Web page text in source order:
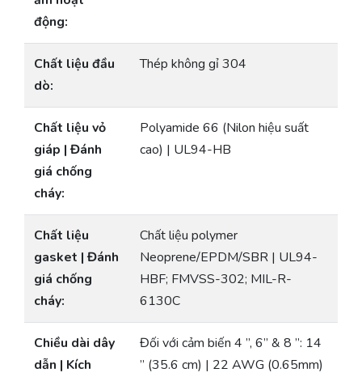
động:
Chất liệu đầu
dò:
Thép không gỉ 304
Chất liệu vỏ
giáp | Đánh
giá chống
cháy:
Polyamide 66 (Nilon hiệu suất
cao) | UL94-HB
Chất liệu
gasket | Đánh
giá chống
cháy:
Chất liệu polymer
Neoprene/EPDM/SBR | UL94-
HBF; FMVSS-302; MIL-R-
6130C
Chiều dài dây
dẫn | Kích
Đối với cảm biến 4 ”, 6” & 8 ”: 14
” (35.6 cm) | 22 AWG (0.65mm)